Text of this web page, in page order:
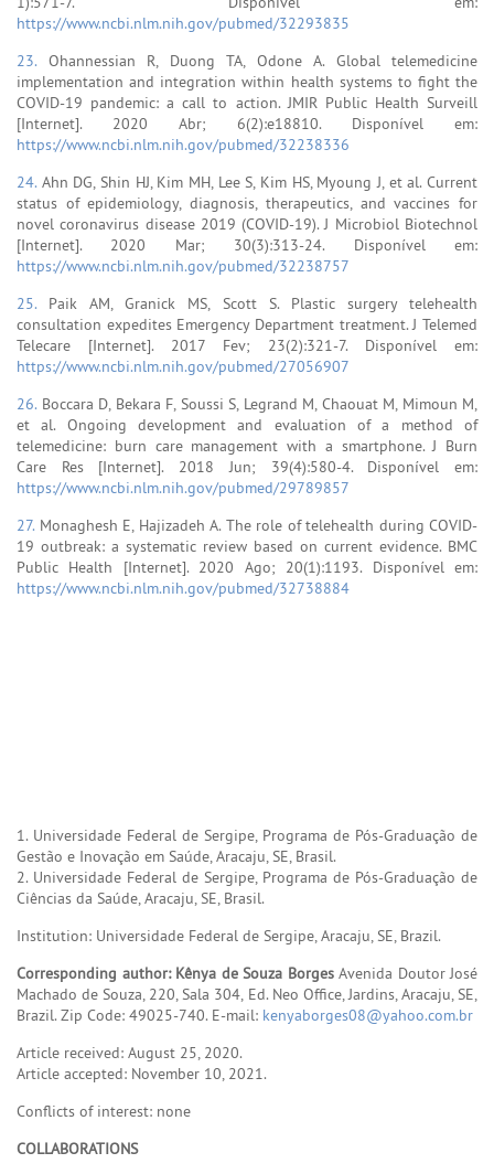
https://www.ncbi.nlm.nih.gov/pubmed/32293835
23. Ohannessian R, Duong TA, Odone A. Global telemedicine
implementation and integration within health systems to fight the
COVID-19 pandemic: a call to action. JMIR Public Health Surveill
[Internet]. 2020 Abr; 6(2):e18810. Disponível em:
https://www.ncbi.nlm.nih.gov/pubmed/32238336
24. Ahn DG, Shin HJ, Kim MH, Lee S, Kim HS, Myoung J, et al. Current
status of epidemiology, diagnosis, therapeutics, and vaccines for
novel coronavirus disease 2019 (COVID-19). J Microbiol Biotechnol
[Internet]. 2020 Mar; 30(3):313-24. Disponível em:
https://www.ncbi.nlm.nih.gov/pubmed/32238757
25. Paik AM, Granick MS, Scott S. Plastic surgery telehealth
consultation expedites Emergency Department treatment. J Telemed
Telecare [Internet]. 2017 Fev; 23(2):321-7. Disponível em:
https://www.ncbi.nlm.nih.gov/pubmed/27056907
26. Boccara D, Bekara F, Soussi S, Legrand M, Chaouat M, Mimoun M,
et al. Ongoing development and evaluation of a method of
telemedicine: burn care management with a smartphone. J Burn
Care Res [Internet]. 2018 Jun; 39(4):580-4. Disponível em:
https://www.ncbi.nlm.nih.gov/pubmed/29789857
27. Monaghesh E, Hajizadeh A. The role of telehealth during COVID-
19 outbreak: a systematic review based on current evidence. BMC
Public Health [Internet]. 2020 Ago; 20(1):1193. Disponível em:
https://www.ncbi.nlm.nih.gov/pubmed/32738884
1. Universidade Federal de Sergipe, Programa de Pós-Graduação de
Gestão e Inovação em Saúde, Aracaju, SE, Brasil.
2. Universidade Federal de Sergipe, Programa de Pós-Graduação de
Ciências da Saúde, Aracaju, SE, Brasil.
Institution: Universidade Federal de Sergipe, Aracaju, SE, Brazil.
Corresponding author: Kênya de Souza BorgesAvenida Doutor José
Machado de Souza, 220, Sala 304, Ed. Neo Office, Jardins, Aracaju, SE,
Brazil. Zip Code: 49025-740. E-mail: kenyaborges08@yahoo.com.br
Article received: August 25, 2020.
Article accepted: November 10, 2021.
Conflicts of interest: none
COLLABORATIONS